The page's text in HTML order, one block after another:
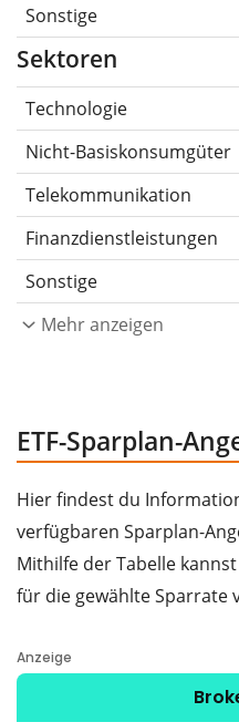
Sonstige
Sektoren
Technologie
Nicht-Basiskonsumgüter
Telekommunikation
Finanzdienstleistungen
Sonstige
Mehr anzeigen
ETF-Sparplan-
Hier findest du
verfügbaren Sparplan-
Mithilfe der Tabelle
für die gewählte Sparrate